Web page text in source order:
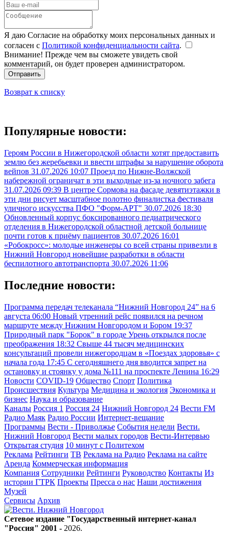
Я даю Согласие на обработку моих персональных данных и
согласен с Политикой конфиденциальности сайта.
Внимание! Прежде чем вы сможете увидеть свой
комментарий, он будет проверен администратором.
Отправить
Возврат к списку
Популярные новости:
Героям России в Нижегородской области хотят предоставить
землю без жеребьевки и ввести штрафы за нарушение оборота
вейпов 31.07.2026 10:07 Проезд по Нижне-Волжской
набережной ограничат в эти выходные из-за ночного забега
31.07.2026 09:39 В центре Сормова на фасаде девятиэтажки в
эти дни рисует масштабное полотно финалистка фестиваля
уличного искусства ПФО "Форм-АРТ" 30.07.2026 18:30
Обновленный корпус боксированного педиатрического
отделения в Нижегородской областной детской больнице
почти готов к приёму пациентов 30.07.2026 16:01
«Робокросс»: молодые инженеры со всей страны привезли в
Нижний Новгород новейшие разработки в области
беспилотного автотранспорта 30.07.2026 11:06
Последние новости:
Программа передач телеканала “Нижний Новгород 24” на 6
августа 06:00 Новый утренний рейс появился на речном
маршруте между Нижним Новгородом и Бором 19:37
Природный парк "Борок" в городе Урень открылся после
преображения 18:32 Свыше 44 тысяч медицинских
консультаций провели нижегородцам в «Поездах здоровья» с
начала года 17:45 С сегодняшнего дня вводится запрет на
остановку и стоянку у дома №111 на проспекте Ленина 16:29
Новости COVID-19 Общество Спорт Политика
Происшествия Культура Медицина и экология Экономика и
бизнес Наука и образование
Каналы Россия 1 Россия 24 Нижний Новгород 24 Вести FM
Радио Маяк Радио России Интернет-вещание
Программы Вести - Приволжье События недели Вести.
Нижний Новгород Вести малых городов Вести-Интервью
Открытая студия 10 минут с Политехом
Реклама Рейтинги ТВ Реклама на Радио Реклама на сайте
Аренда Коммерческая информация
Компания Сотрудники Рейтинги Руководство Контакты Из
истории ГТРК Проекты Пресса о нас Наши достижения
Музей
Сервисы Архив
Сетевое издание "Государственный интернет-канал
"Россия" 2001 - 2026.